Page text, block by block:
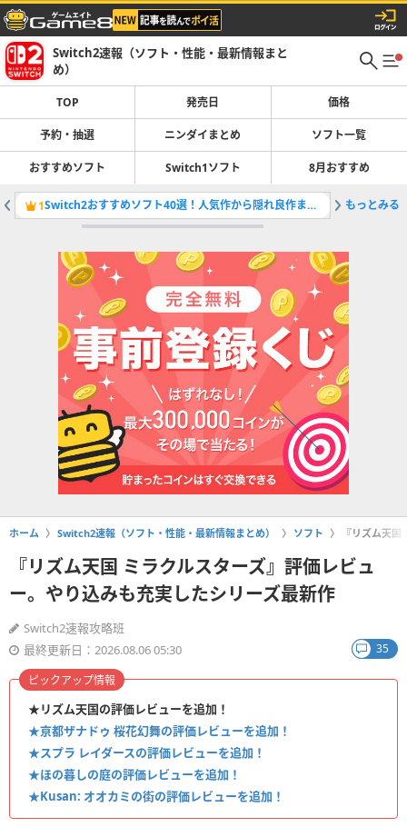
Switch2速報（ソフト・性能・最新情報まと
め）
TOP 発売日 価格
予約・抽選 ニンダイまとめ ソフト一覧
おすすめソフト Switch1ソフト 8月おすすめ
1 Switch2おすすめソフト40選！人気作から隠れ良作まで紹介 2RPGの
もっとみる
ホーム Switch2速報（ソフト・性能・最新情報まとめ） ソフト 『リズム天
『リズム天国 ミラクルスターズ』評価レビュ
ー。やり込みも充実したシリーズ最新作
Switch2速報攻略班
最終更新日：2026.08.06 05:30
35
★リズム天国の評価レビューを追加！
★亰都ザナドゥ 桜花幻舞の評価レビューを追加！
★スプラ レイダースの評価レビューを追加！
★ほの暮しの庭の評価レビューを追加！
★Kusan: オオカミの街の評価レビューを追加！
ピックアップ情報